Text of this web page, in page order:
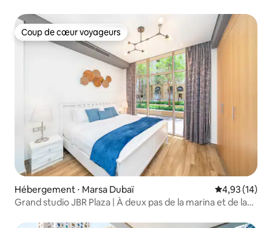
Coup de cœur voyageurs
Coup de cœur voyageurs
Hébergement ⋅ Marsa Dubaï Évaluation
4,93 (14)
Grand studio JBR Plaza | À deux pas de la marina et de la